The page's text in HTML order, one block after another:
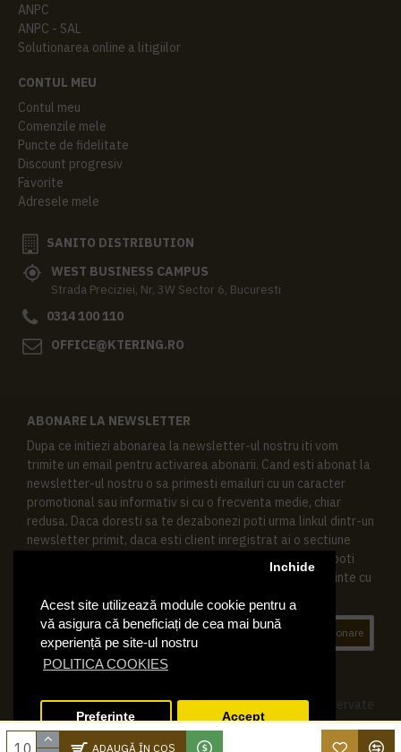
Acest site utilizează module cookie pentru a
vă asigura că beneficiați de cea mai bună
experiență pe site-ul nostru
POLITICA COOKIES
Inchide
Preferinte Accept
ADAUGĂ ÎN COŞ
ANPC
ANPC - SAL
Solutionarea online a litigiilor
CONTUL MEU
Contul meu
Comenzile mele
Puncte de fidelitate
Discount progresiv
Favorite
Adresele mele
SANITO DISTRIBUTION
WEST BUSINESS CAMPUS
Strada Preciziei, Nr, 3W Sector 6, Bucuresti
0314 100 110
OFFICE@KTERING.RO
ABONARE LA NEWSLETTER
Dupa ce initiezi abonarea la newsletter-ul nostru iti vom
trimite un email pentru activarea abonarii. Cand esti abonat la
newsletter-ul nostru o sa primesti emailuri cu un caracter
promotional sau informativ si cu o frecventa medie, chiar
redusa. Daca doresti sa te dezabonezi poti urma linkul dintr-un
newsletter primit, daca esti client inregistrat ai o sectiune
speciala in contul tau in acest scop, si de asemenea ne poti
contacta oricand pe email pentru orice intrebari sau cerinte cu
Abonare
© 2019 Ktering.ro , Toate drepturile rezervate